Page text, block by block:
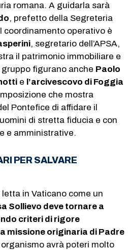
romana. A guidarla sarà
, prefetto della Segreteria
coordinamento operativo è
, segretario dell’APSA,
il patrimonio immobiliare e
figurano anche Paolo
e l’arcivescovo di Foggia
che mostra
Pontefice di affidare il
di stretta fiducia e con
e amministrative.
PER SALVARE
in Vaticano come un
Sollievo deve tornare a
criteri di rigore
missione originaria di Padre
organismo avrà poteri molto